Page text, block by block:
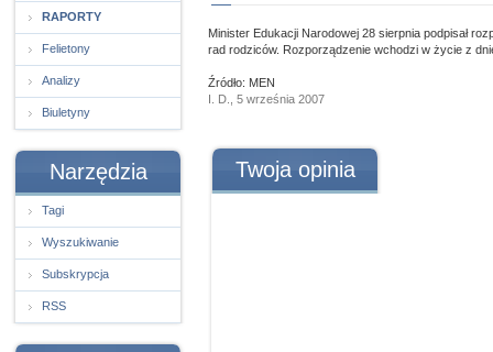
RAPORTY
Felietony
Analizy
Biuletyny
Narzędzia
Tagi
Wyszukiwanie
Subskrypcja
RSS
Minister Edukacji Narodowej 28 sierpnia podpisał
rad rodziców. Rozporządzenie wchodzi w życie z
Źródło: MEN
I. D., 5 września 2007
Twoja opinia